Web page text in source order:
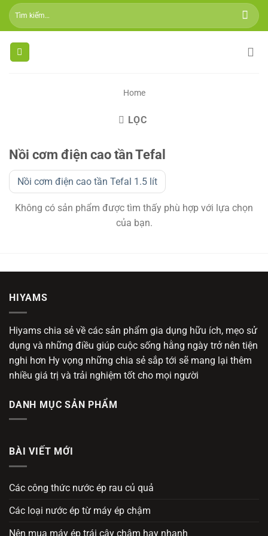
Skip
Tìm
kiếm:
Home
LỌC
Nồi cơm điện cao tần Tefal
Nồi cơm điện cao tần Tefal 1.5 lít
Không có sản phẩm được tìm thấy phù hợp với lựa chọn
của bạn.
HIYAMS
Hiyams chia sẻ về các sản phẩm gia dụng hữu ích, mẹo sử
dụng và những điều giúp cuộc sống hằng ngày trở nên tiện
nghi hơn Hy vọng những chia sẻ sắp tới sẽ mang lại thêm
nhiều giá trị và trải nghiệm tốt cho mọi người
DANH MỤC SẢN PHẨM
BÀI VIẾT MỚI
Các công thức nước ép rau củ quả
Các loại nước ép từ máy ép chậm
Nên mua máy ép trái cây chậm hay nhanh